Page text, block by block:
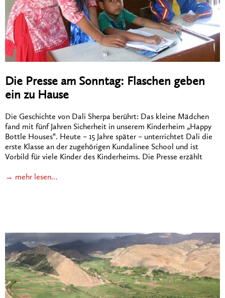
Die Presse am Sonntag: Flaschen geben
ein zu Hause
Die Geschichte von Dali Sherpa berührt: Das kleine Mädchen
fand mit fünf Jahren Sicherheit in unserem Kinderheim „Happy
Bottle Houses“. Heute – 15 Jahre später – unterrichtet Dali die
erste Klasse an der zugehörigen Kundalinee School und ist
Vorbild für viele Kinder des Kinderheims. Die Presse erzählt
→ mehr lesen…